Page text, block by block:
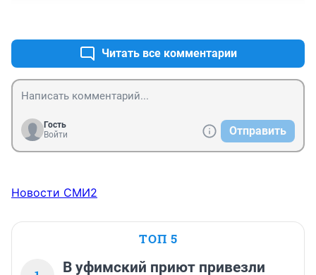
Читать все комментарии
Гость
Войти
Отправить
Новости СМИ2
ТОП 5
В уфимский приют привезли